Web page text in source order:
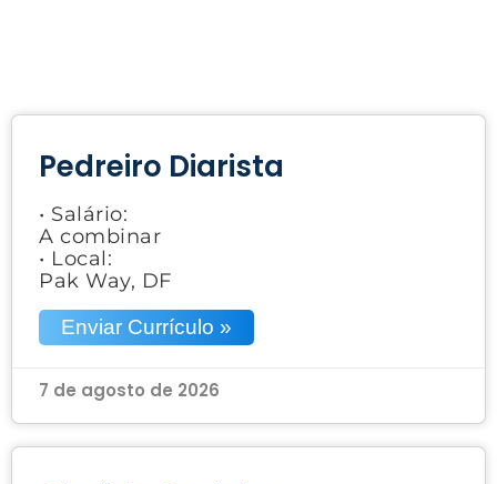
Pedreiro Diarista
• Salário:
A combinar
• Local:
Pak Way, DF
Enviar Currículo »
7 de agosto de 2026